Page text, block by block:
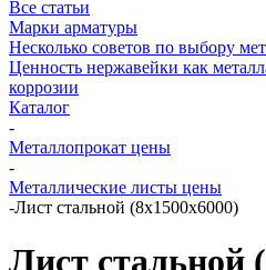
Все статьи
Марки арматуры
Несколько советов по выбору
Ценность нержавейки как
коррозии
Каталог
-
Металлопрокат цены
-
Металлические листы цены
-Лист стальной (8х1500х6000)
Лист стальной